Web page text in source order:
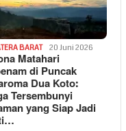
BARAT 20 Juni 2026
Matahari
di Puncak
Dua Koto:
Tersembunyi
yang Siap Jadi